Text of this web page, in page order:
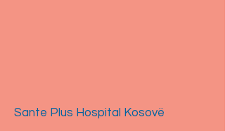
Sante Plus Hospital Kosovë